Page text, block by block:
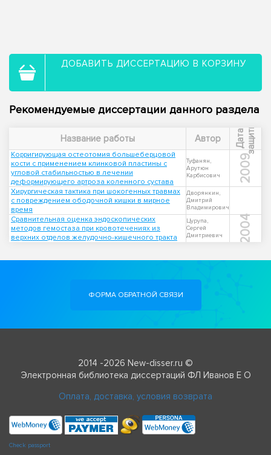
ДОБАВИТЬ ДИССЕРТАЦИЮ В КОРЗИНУ
Рекомендуемые диссертации данного раздела
Название работы Автор Д
а
т
а
з
а
щ
и
т ы
Корригирующая остеотомия большеберцовой
кости с применением клинковой пластины с
угловой стабильностью в лечении
деформирующего артроза коленного сустава
Туфанян,
Арутюн
Карбисович
2009
Хирургическая тактика при шокогенных травмах
с повреждением ободочной кишки в мирное
время
Дворянкин,
Дмитрий
Владимирович
Сравнительная оценка эндоскопических
методов гемостаза при кровотечениях из
верхних отделов желудочно-кишечного тракта
Цурупа,
Сергей
Дмитриевич
2004
ФОРМА ОБРАТНОЙ СВЯЗИ
2014 -2026 New-disser.ru ©
Электронная библиотека диссертаций ФЛ Иванов Е О
Оплата, доставка, условия возврата
Check passport